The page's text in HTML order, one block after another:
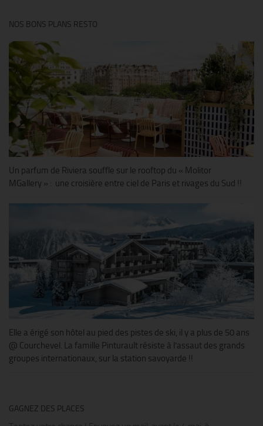
NOS BONS PLANS RESTO
Un parfum de Riviera souffle sur le rooftop du « Molitor
MGallery » : une croisière entre ciel de Paris et rivages du Sud !!
Elle a érigé son hôtel au pied des pistes de ski, il y a plus de 50 ans
@ Courchevel. La famille Pinturault résiste à l’assaut des grands
groupes internationaux, sur la station savoyarde !!
GAGNEZ DES PLACES